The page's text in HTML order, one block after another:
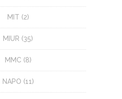
MIT (2)
MIUR (35)
MMC (8)
NAPO (11)